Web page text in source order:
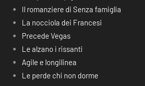
Il romanziere di Senza famiglia
La nocciola dei Francesi
Precede Vegas
Le alzano i rissanti
Agile e longilinea
Le perde chi non dorme